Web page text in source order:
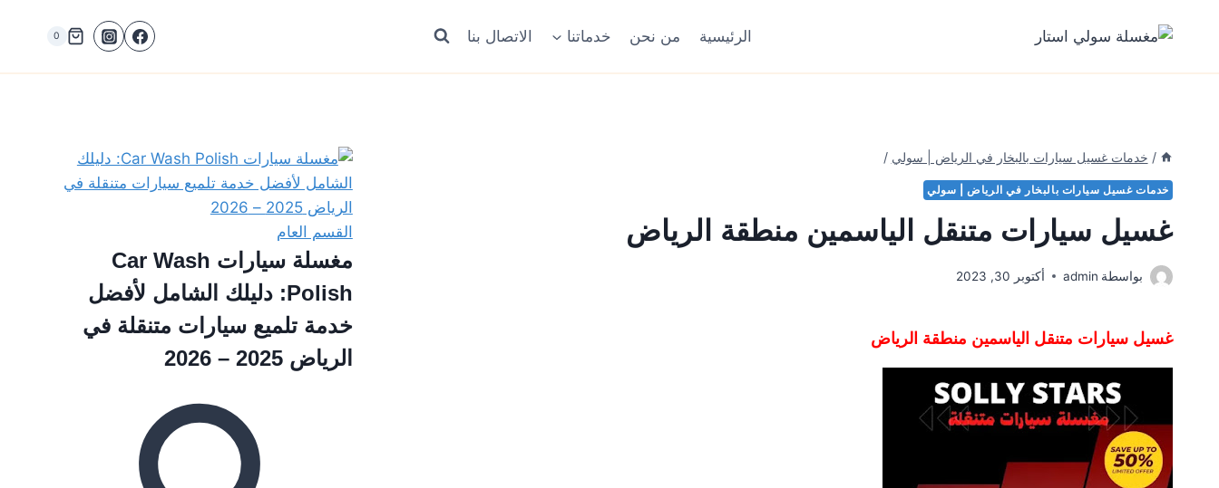
الرئيسية من نحن خدماتنا الاتصال بنا 0
/ خدمات غسيل سيارات بالبخار في الرياض | سولي /
خدمات غسيل سيارات بالبخار في الرياض | سولي
غسيل سيارات متنقل الياسمين منطقة الرياض
بواسطة admin أكتوبر 30, 2023
غسيل سيارات متنقل الياسمين منطقة الرياض
القسم العام
مغسلة سيارات Car Wash
Polish: دليلك الشامل لأفضل
خدمة تلميع سيارات متنقلة في
الرياض 2025 – 2026